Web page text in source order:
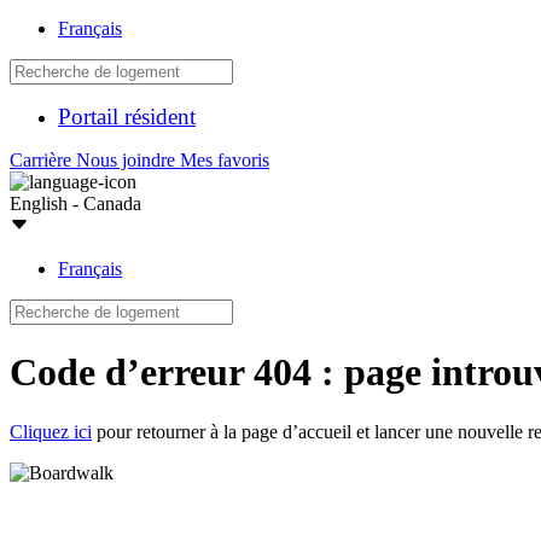
Français
Portail résident
Carrière Nous joindre Mes favoris
English - Canada
Français
Code d’erreur 404 : page
Cliquez ici pour retourner à la page d’accueil et lancer une nouvelle